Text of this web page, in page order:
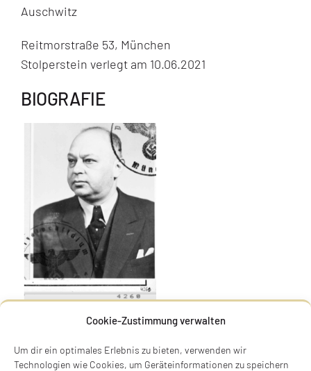
Cookie-Zustimmung verwalten
Um dir ein optimales Erlebnis zu bieten, verwenden wir
Technologien wie Cookies, um Geräteinformationen zu speichern
Auschwitz
Reitmorstraße 53, München
Stolperstein verlegt am 10.06.2021
BIOGRAFIE
Berthold (auch Bertold) Triest